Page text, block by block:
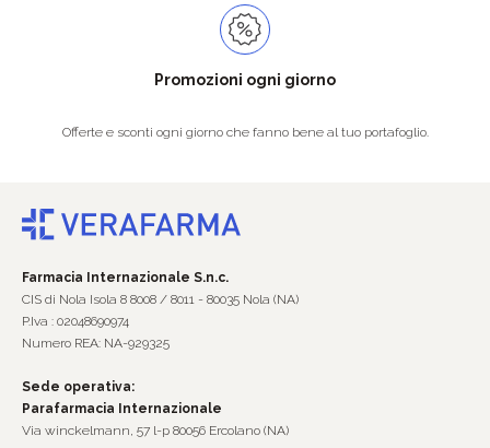
Promozioni ogni giorno
Offerte e sconti ogni giorno che fanno bene al tuo portafoglio.
Farmacia Internazionale S.n.c.
CIS di Nola Isola 8 8008 / 8011 - 80035 Nola (NA)
P.Iva : 02048690974
Numero REA: NA-929325
Sede operativa:
Parafarmacia Internazionale
Via winckelmann, 57 l-p 80056 Ercolano (NA)